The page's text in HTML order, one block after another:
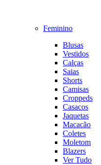
Feminino
Blusas
Vestidos
Calças
Saias
Shorts
Camisas
Croppeds
Casacos
Jaquetas
Macacão
Coletes
Moletom
Blazers
Ver Tudo